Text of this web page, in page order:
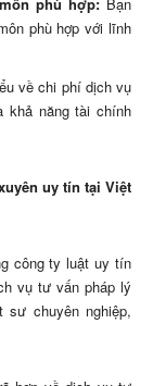
phù hợp với lĩnh
về chi phí dịch vụ
khả năng tài chính
uy tín tại Việt
công ty luật uy tín
vụ tư vấn pháp lý
sư chuyên nghiệp,